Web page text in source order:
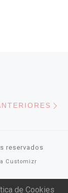
reservados
Customizr
de Cookies